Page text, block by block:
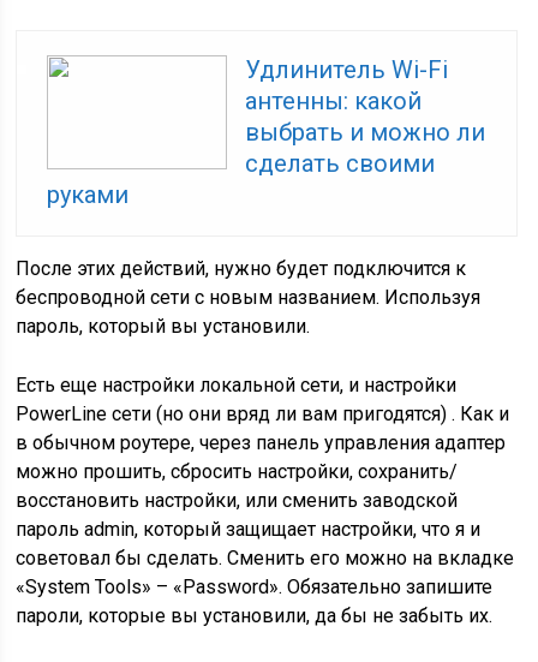
Удлинитель Wi-Fi
антенны: какой
выбрать и можно ли
сделать своими
руками
После этих действий, нужно будет подключится к
беспроводной сети с новым названием. Используя
пароль, который вы установили.
Есть еще настройки локальной сети, и настройки
PowerLine сети (но они вряд ли вам пригодятся) . Как и
в обычном роутере, через панель управления адаптер
можно прошить, сбросить настройки, сохранить/
восстановить настройки, или сменить заводской
пароль admin, который защищает настройки, что я и
советовал бы сделать. Сменить его можно на вкладке
«System Tools» – «Password». Обязательно запишите
пароли, которые вы установили, да бы не забыть их.